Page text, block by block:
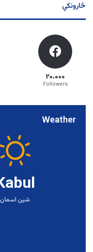
څارونکي
۲۰،۰۰۰
Followers
Weather
شین اسمان